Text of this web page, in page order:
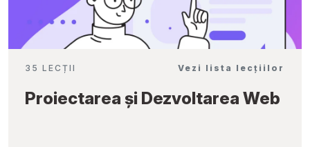
35 LECȚII Vezi lista lecțiilor
Proiectarea și Dezvoltarea Web